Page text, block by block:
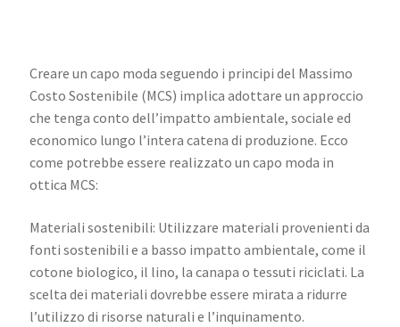
Creare un capo moda seguendo i principi del Massimo
Costo Sostenibile (MCS) implica adottare un approccio
che tenga conto dell’impatto ambientale, sociale ed
economico lungo l’intera catena di produzione. Ecco
come potrebbe essere realizzato un capo moda in
ottica MCS:
Materiali sostenibili: Utilizzare materiali provenienti da
fonti sostenibili e a basso impatto ambientale, come il
cotone biologico, il lino, la canapa o tessuti riciclati. La
scelta dei materiali dovrebbe essere mirata a ridurre
l’utilizzo di risorse naturali e l’inquinamento.